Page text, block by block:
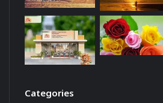
Categories